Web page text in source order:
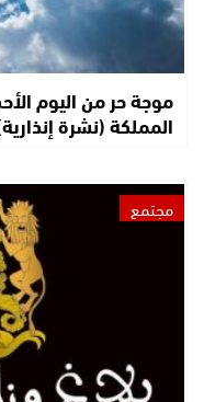
موجة حر من اليوم
المملكة (نشرة
مجتمع